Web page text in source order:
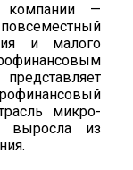
компании —
и малого
микро-
выросла из